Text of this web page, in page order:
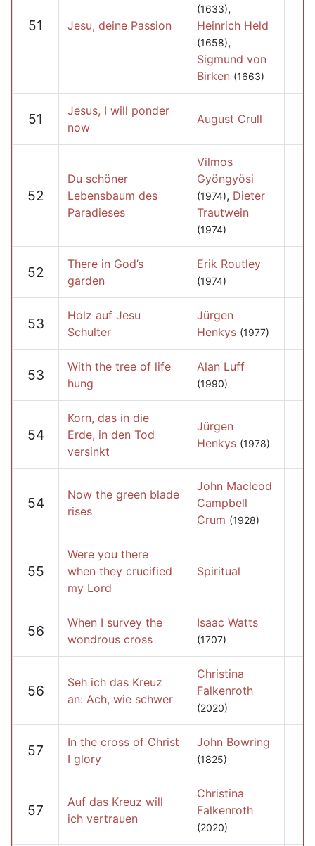
51 Jesu, deine Passion
(1633),
Heinrich Held
(1658),
Sigmund von
Birken (1663)
51
Jesus, I will ponder
now
August Crull
52
Du schöner
Lebensbaum des
Paradieses
Vilmos
Gyöngyösi
(1974), Dieter
Trautwein
(1974)
52
There in God’s
garden
Erik Routley
(1974)
53
Holz auf Jesu
Schulter
Jürgen
Henkys (1977)
53
With the tree of life
hung
Alan Luff
(1990)
54
Korn, das in die
Erde, in den Tod
versinkt
Jürgen
Henkys (1978)
54
Now the green blade
rises
John Macleod
Campbell
Crum (1928)
55
Were you there
when they crucified
my Lord
Spiritual
56
When I survey the
wondrous cross
Isaac Watts
(1707)
56
Seh ich das Kreuz
an: Ach, wie schwer
Christina
Falkenroth
(2020)
57
In the cross of Christ
I glory
John Bowring
(1825)
57
Auf das Kreuz will
ich vertrauen
Christina
Falkenroth
(2020)